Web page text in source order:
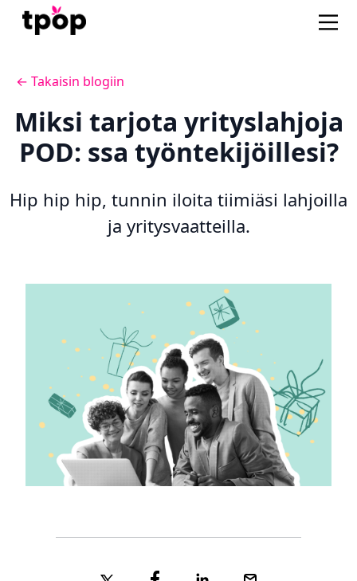
← Takaisin blogiin
Miksi tarjota yrityslahjoja
POD: ssa työntekijöillesi?
Hip hip hip, tunnin iloita tiimiäsi lahjoilla
ja yritysvaatteilla.